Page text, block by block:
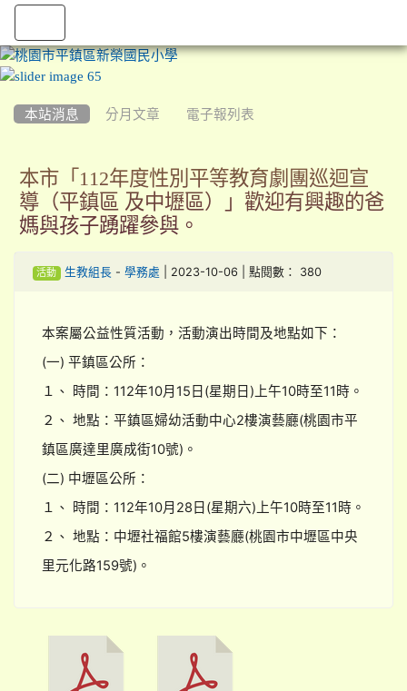
本站消息 分月文章 電子報列表
本市「112年度性別平等教育劇團巡迴宣
導（平鎮區 及中壢區）」歡迎有興趣的爸
媽與孩子踴躍參與。
活動 生教組長- 學務處 | 2023-10-06 | 點閱數： 380
本案屬公益性質活動，活動演出時間及地點如下：
(一) 平鎮區公所：
１、 時間：112年10月15日(星期日)上午10時至11時。
２、 地點：平鎮區婦幼活動中心2樓演藝廳(桃園市平
鎮區廣達里廣成街10號)。
(二) 中壢區公所：
１、 時間：112年10月28日(星期六)上午10時至11時。
２、 地點：中壢社福館5樓演藝廳(桃園市中壢區中央
里元化路159號)。